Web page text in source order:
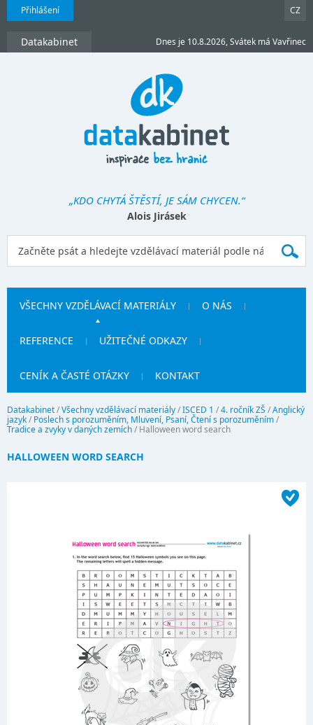
Přihlášení CZ
Datakabinet Dnes je 10.8.2026, Svátek má Vavřinec
„KDO CHYTÁ ŠTĚSTÍ, JE SÁM CHYCEN.“
Alois Jirásek
VŠECHNY VZDĚLÁVACÍ MATERIÁLY O NÁS
REFERENCE UŽITEČNÉ ODKAZY
CENÍK A ČASTÉ OTÁZKY KONTAKT
Datakabinet/Všechny vzdělávací materiály/ISCED 1 /4. ročník ZŠ /Anglický
jazyk/ Poslech s porozuměním, Mluvení, Psaní, Čtení s porozuměním/
Tradice a zvyky v daných zemích/ Halloween word search
HALLOWEEN WORD SEARCH